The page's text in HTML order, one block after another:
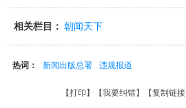
相关栏目： 朝闻天下
热词： 新闻出版总署 违规报道
【打印 】【我要纠错】【复制链接